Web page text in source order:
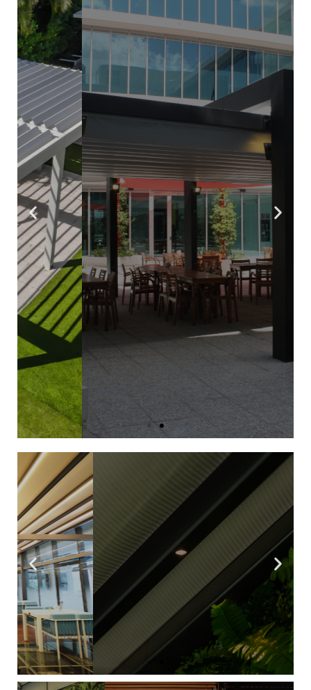
Fabricamos cubrimientos para la protección
solar de todo tipo y diferentes usos
domésticos y comerciales, los cuales
cuentan con un diseño a la medida
pensando en las necesidades del cliente
Conoce más
Toma el control de tus espacios, gradúa
iluminación, temperatura e incluso
programa la apertura y cerrado de tu
outdoor.
Conoce más